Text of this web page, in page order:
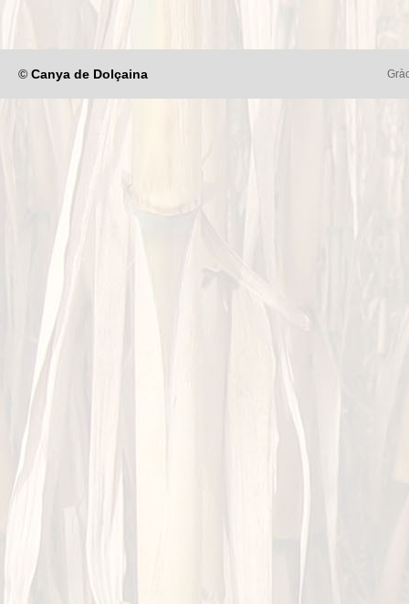
© Canya de Dolçaina